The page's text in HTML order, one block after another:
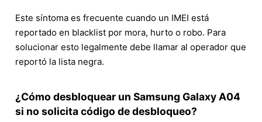
Este síntoma es frecuente cuando un IMEI está
reportado en blacklist por mora, hurto o robo. Para
solucionar esto legalmente debe llamar al operador que
reportó la lista negra.
¿Cómo desbloquear un Samsung Galaxy A04
si no solicita código de desbloqueo?